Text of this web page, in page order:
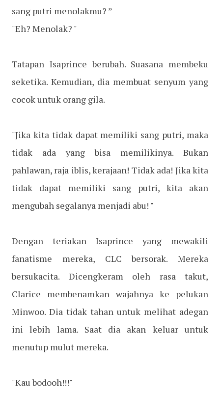
sang putri menolakmu? ”
"Eh? Menolak? "
Tatapan Isaprince berubah. Suasana membeku
seketika. Kemudian, dia membuat senyum yang
cocok untuk orang gila.
"Jika kita tidak dapat memiliki sang putri, maka
tidak ada yang bisa memilikinya. Bukan
pahlawan, raja iblis, kerajaan! Tidak ada! Jika kita
tidak dapat memiliki sang putri, kita akan
mengubah segalanya menjadi abu! "
Dengan teriakan Isaprince yang mewakili
fanatisme mereka, CLC bersorak. Mereka
bersukacita. Dicengkeram oleh rasa takut,
Clarice membenamkan wajahnya ke pelukan
Minwoo. Dia tidak tahan untuk melihat adegan
ini lebih lama. Saat dia akan keluar untuk
menutup mulut mereka.
"Kau bodooh!!!"